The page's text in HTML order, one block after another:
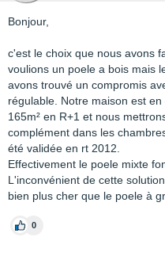
Bonjour,
c'est le choix que nous avons
voulions un poele a bois mais
avons trouvé un compromis
régulable. Notre maison est
165m² en R+1 et nous
complément dans les
été validée en rt 2012.
Effectivement le poele mixte
L'inconvénient de cette
bien plus cher que le poele à
0